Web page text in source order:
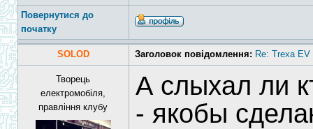
Повернутися до
початку
SOLOD Заголовок повідомлення: Re: Trexa EV
Творець
електромобіля,
правління клубу
А слыхал ли
- якобы